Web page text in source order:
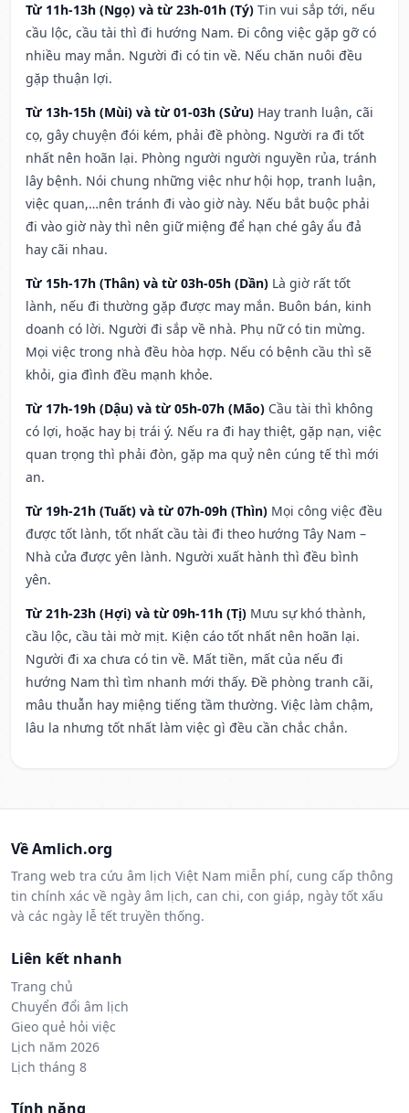
Từ 11h-13h (Ngọ) và từ 23h-01h (Tý) Tin vui sắp tới, nếu
cầu lộc, cầu tài thì đi hướng Nam. Đi công việc gặp gỡ có
nhiều may mắn. Người đi có tin về. Nếu chăn nuôi đều
gặp thuận lợi.
Từ 13h-15h (Mùi) và từ 01-03h (Sửu) Hay tranh luận, cãi
cọ, gây chuyện đói kém, phải đề phòng. Người ra đi tốt
nhất nên hoãn lại. Phòng người người nguyền rủa, tránh
lây bệnh. Nói chung những việc như hội họp, tranh luận,
việc quan,…nên tránh đi vào giờ này. Nếu bắt buộc phải
đi vào giờ này thì nên giữ miệng để hạn ché gây ẩu đả
hay cãi nhau.
Từ 15h-17h (Thân) và từ 03h-05h (Dần) Là giờ rất tốt
lành, nếu đi thường gặp được may mắn. Buôn bán, kinh
doanh có lời. Người đi sắp về nhà. Phụ nữ có tin mừng.
Mọi việc trong nhà đều hòa hợp. Nếu có bệnh cầu thì sẽ
khỏi, gia đình đều mạnh khỏe.
Từ 17h-19h (Dậu) và từ 05h-07h (Mão) Cầu tài thì không
có lợi, hoặc hay bị trái ý. Nếu ra đi hay thiệt, gặp nạn, việc
quan trọng thì phải đòn, gặp ma quỷ nên cúng tế thì mới
an.
Từ 19h-21h (Tuất) và từ 07h-09h (Thìn) Mọi công việc đều
được tốt lành, tốt nhất cầu tài đi theo hướng Tây Nam –
Nhà cửa được yên lành. Người xuất hành thì đều bình
yên.
Từ 21h-23h (Hợi) và từ 09h-11h (Tị) Mưu sự khó thành,
cầu lộc, cầu tài mờ mịt. Kiện cáo tốt nhất nên hoãn lại.
Người đi xa chưa có tin về. Mất tiền, mất của nếu đi
hướng Nam thì tìm nhanh mới thấy. Đề phòng tranh cãi,
mâu thuẫn hay miệng tiếng tầm thường. Việc làm chậm,
lâu la nhưng tốt nhất làm việc gì đều cần chắc chắn.
Về Amlich.org
Trang web tra cứu âm lịch Việt Nam miễn phí, cung cấp thông
tin chính xác về ngày âm lịch, can chi, con giáp, ngày tốt xấu
và các ngày lễ tết truyền thống.
Liên kết nhanh
Trang chủ
Chuyển đổi âm lịch
Gieo quẻ hỏi việc
Lịch năm 2026
Lịch tháng 8
Tính năng